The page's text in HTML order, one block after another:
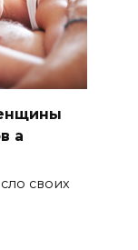
а
своих